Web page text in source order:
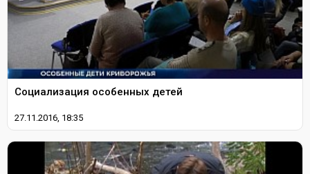
Социализация особенных детей
27.11.2016, 18:35